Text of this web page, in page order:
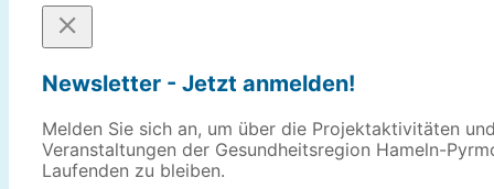
Newsletter - Jetzt anmelden!
Melden Sie sich an, um über die Projektaktivitäten
Veranstaltungen der Gesundheitsregion Hameln-
Laufenden zu bleiben.